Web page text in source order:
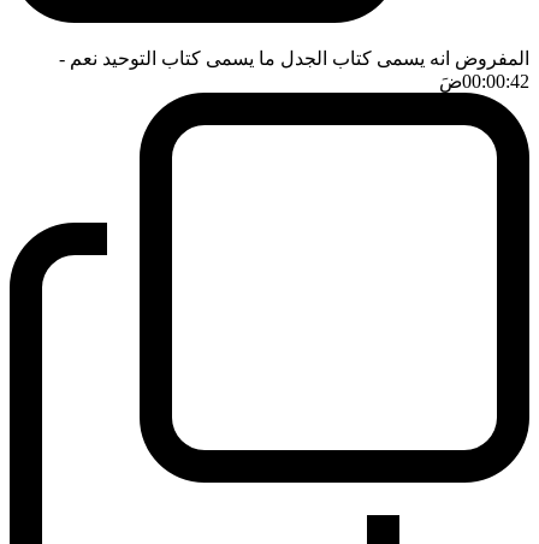
المفروض انه يسمى كتاب الجدل ما يسمى كتاب التوحيد نعم -
00:00:42ضَ